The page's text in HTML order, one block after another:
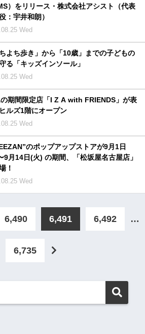
）をリリース・株式会社アシスト（代表
：宇井和朗）
Wed
ちよち歩き」から「10歳」までの子どもの
る「キッズインソール」
Wed
期間限定店「I Z A with FRIENDS」が表
ルズ1階にオープン
Wed
のポップアップストアが9月1日
9月14日(火) の期間、「松坂屋名古屋店」
！
Wed
6,490 6,491 6,492 …
6,735